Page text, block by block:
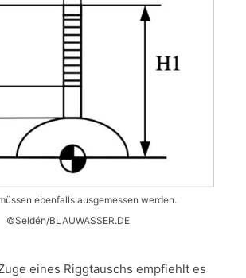
ebenfalls ausgemessen werden.
©Seldén/BLAUWASSER.DE
eines Riggtauschs empfiehlt es